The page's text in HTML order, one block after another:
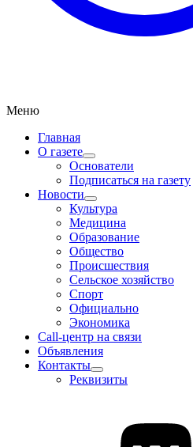
Меню
Главная
О газете
Основатели
Подписаться на газету
Новости
Культура
Медицина
Образование
Общество
Происшествия
Сельское хозяйство
Спорт
Официально
Экономика
Call-центр на связи
Объявления
Контакты
Реквизиты